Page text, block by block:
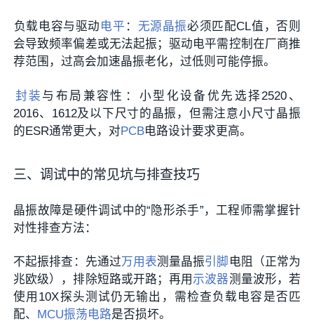
负载电容与驱动 电平 ‌： 无源晶振必须匹配CL值，否则
会导致频率偏差或无法起振；驱动电平需控制在厂商推
荐范围，过高会加速晶振老化，过低则可能停振。
封装 与布局兼容性 ‌：小型化设备优先选择2520、
2016、1612及以下尺寸的晶振，但需注意小尺寸晶振
的ESR通常更大，对PCB电路设计要求更高。
三、调试中的常见坑与排查技巧
晶振故障是硬件调试中的“隐形杀手”，工程师需掌握针
对性排查方法：
不起振排查 ‌：先通过万用表测量晶振引脚 电阻（正常为
兆欧级），排除短路或开路；再用示波器测量波形，若
使用10X探头测试仍无输出，需检查负载电容是否匹
配、 MCU振荡电路是否损坏。